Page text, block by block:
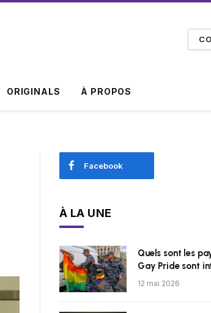
ORIGINALS À PROPOS
Facebook
À LA UNE
Quels sont les
Gay Pride sont
12 mai 2026